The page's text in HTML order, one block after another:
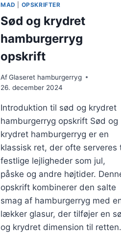
MAD OPSKRIFTER
Sød og krydret
hamburgerryg
opskrift
AfGlaseret hamburgerryg
26. december 2024
Introduktion til sød og krydret
hamburgerryg opskrift Sød og
krydret hamburgerryg er en
klassisk ret, der ofte serveres
festlige lejligheder som jul,
påske og andre højtider.
opskrift kombinerer den salte
smag af hamburgerryg med
lækker glasur, der tilføjer en
og krydret dimension til retten.